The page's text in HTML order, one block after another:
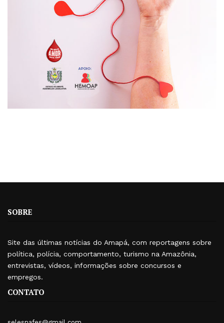
SOBRE
Site das últimas notícias do Amapá, com reportagens sobre
política, polícia, comportamento, turismo na Amazônia,
entrevistas, vídeos, informações sobre concursos e
empregos.
CONTATO